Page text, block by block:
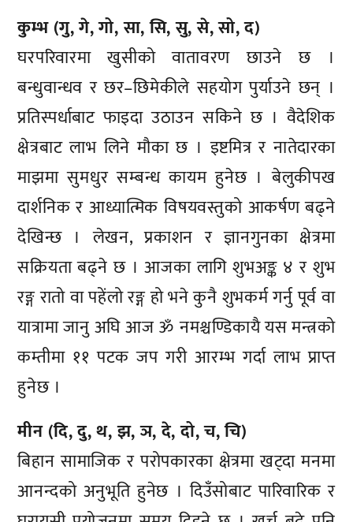
कुम्भ (गु, गे, गो, सा, सि, सु, से, सो, द)
घरपरिवारमा खुसीको वातावरण छाउने छ ।
बन्धुवान्धव र छर–छिमेकीले सहयोग पुर्याउने छन् ।
प्रतिस्पर्धाबाट फाइदा उठाउन सकिने छ । वैदेशिक
क्षेत्रबाट लाभ लिने मौका छ । इष्टमित्र र नातेदारका
माझमा सुमधुर सम्बन्ध कायम हुनेछ । बेलुकीपख
दार्शनिक र आध्यात्मिक विषयवस्तुको आकर्षण बढ्ने
देखिन्छ । लेखन, प्रकाशन र ज्ञानगुनका क्षेत्रमा
सक्रियता बढ्ने छ । आजका लागि शुभअङ्क ४ र शुभ
रङ्ग रातो वा पहेंलो रङ्ग हो भने कुनै शुभकर्म गर्नु पूर्व वा
यात्रामा जानु अघि आज ॐ नमश्चण्डिकायै यस मन्त्रको
कम्तीमा ११ पटक जप गरी आरम्भ गर्दा लाभ प्राप्त
हुनेछ ।
मीन (दि, दु, थ, झ, ञ, दे, दो, च, चि)
बिहान सामाजिक र परोपकारका क्षेत्रमा खट्दा मनमा
आनन्दको अनुभूति हुनेछ । दिउँसोबाट पारिवारिक र